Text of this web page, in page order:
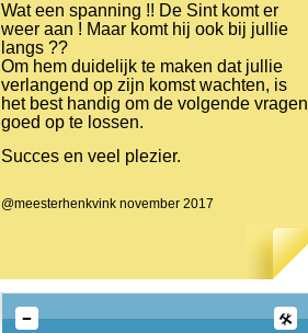
Wat een spanning !! De Sint komt er
weer aan ! Maar komt hij ook bij jullie
langs ??
Om hem duidelijk te maken dat jullie
verlangend op zijn komst wachten, is
het best handig om de volgende vragen
goed op te lossen.
Succes en veel plezier.
@meesterhenkvink november 2017